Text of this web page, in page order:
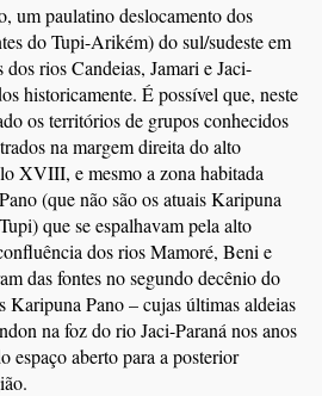
um paulatino deslocamento dos
do Tupi-Arikém) do sul/sudeste em
rios Candeias, Jamari e Jaci-
historicamente. É possível que, neste
os territórios de grupos conhecidos
na margem direita do alto
XVIII, e mesmo a zona habitada
(que não são os atuais Karipuna
que se espalhavam pela alto
dos rios Mamoré, Beni e
das fontes no segundo decênio do
Karipuna Pano – cujas últimas aldeias
na foz do rio Jaci-Paraná nos anos
espaço aberto para a posterior